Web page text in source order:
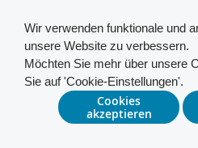
Wir verwenden funktionale und
unsere Website zu verbessern.
Möchten Sie mehr über unsere
Sie auf 'Cookie-Einstellungen'.
Cookies
akzeptieren